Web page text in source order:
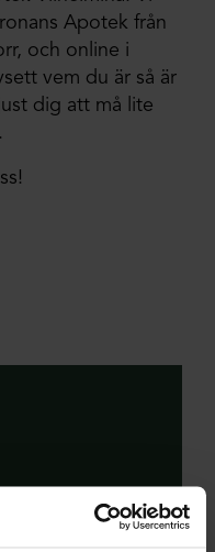
Apotek från
och online i
vem du är så är
dig att må lite